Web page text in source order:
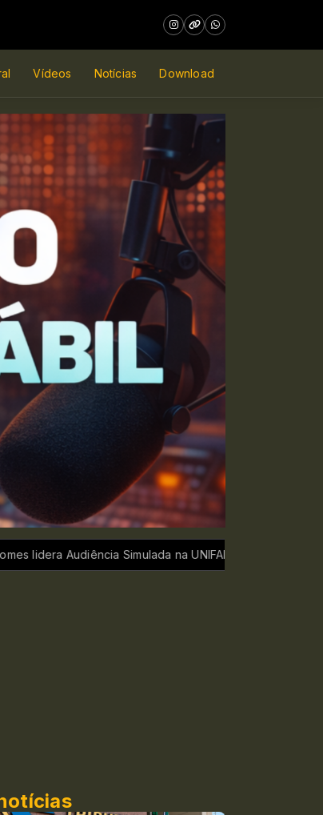
Vídeos Notícias Download
Simulada na UNIFAN SINDICONTÁBIL DECLARA